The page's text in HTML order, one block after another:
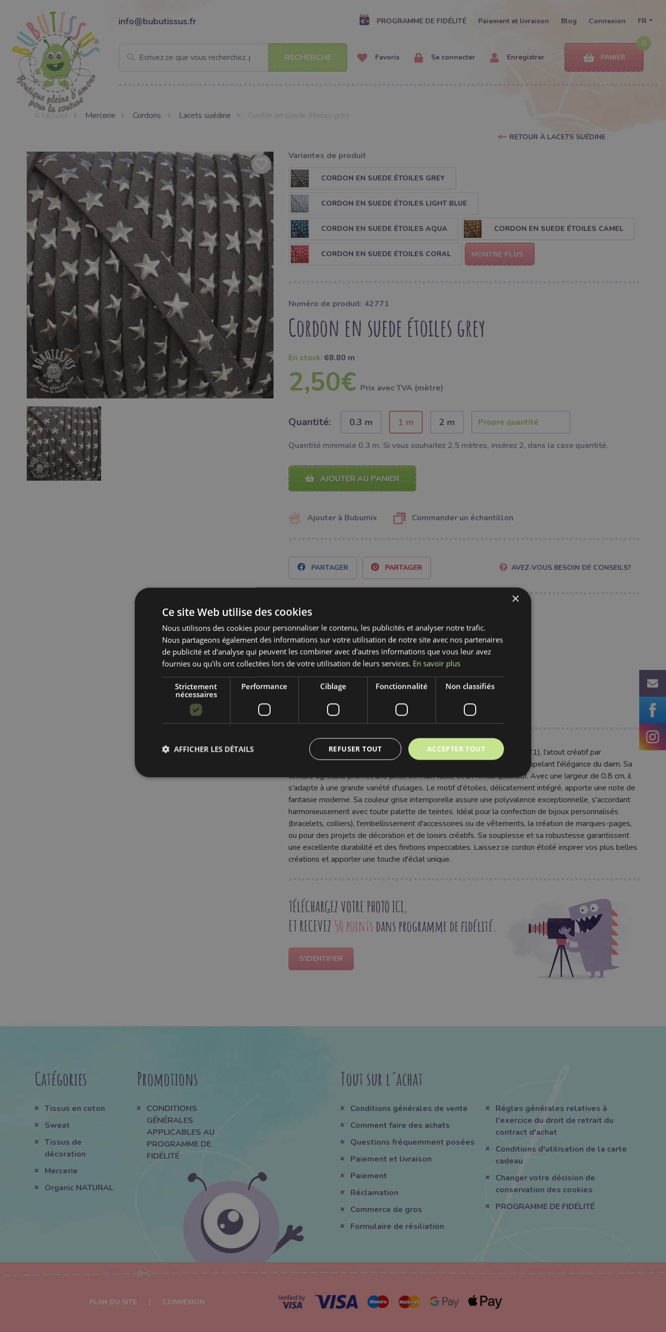
info@bubutissus.fr PROGRAMME DE FIDÉLITÉ Paiement et livraison Blog Connexion FR
RECHERCHE Favoris Se connecter Enregistrer
0
PANIER
À l'accueil Mercerie Cordons Lacets suédine
RETOUR À LACETS SUÉDINE
Variantes de produit
CORDON EN SUEDE ÉTOILES GREY
CORDON EN SUEDE ÉTOILES LIGHT BLUE
CORDON EN SUEDE ÉTOILES AQUA CORDON EN SUEDE ÉTOILES CAMEL
CORDON EN SUEDE ÉTOILES CORAL MONTRE PLUS
Numéro de produit: 42771
Cordon en suede étoiles grey
En stock: 68.80 m
2,50€ Prix ​​avec TVA (mètre)
Quantité: 0.3 m 1 m 2 m
Quantité minimale 0.3 m. Si vous souhaitez 2,5 mètres, insérez 2, dans la case quantité.
AJOUTER AU PANIER
Ajouter à Bubumix Commander un échantillon
PARTAGER PARTAGER AVEZ-VOUS BESOIN DE CONSEILS?
Catégorie:
Fabricant: Bubulákovo s.r.o www.bubutissus,fr
Largeur: 0.8 cm
Motif: Étoiles
gris
Découvrez notre magnifique Cordon en suédine étoiles gris (SKU 42771), l'atout créatif par
excellence. Ce cordon raffiné séduit par son aspect doux et velouté, rappelant l'élégance du daim. Sa
texture agréable promet une prise en main facile et un rendu qualitatif. Avec une largeur de 0.8 cm, il
s'adapte à une grande variété d'usages. Le motif d'étoiles, délicatement intégré, apporte une note de
fantaisie moderne. Sa couleur grise intemporelle assure une polyvalence exceptionnelle, s'accordant
harmonieusement avec toute palette de teintes. Idéal pour la confection de bijoux personnalisés
(bracelets, colliers), l'embellissement d'accessoires ou de vêtements, la création de marques-pages,
ou pour des projets de décoration et de loisirs créatifs. Sa souplesse et sa robustesse garantissent
une excellente durabilité et des finitions impeccables. Laissez ce cordon étoilé inspirer vos plus belles
créations et apporter une touche d'éclat unique.
TÉLÉCHARGEZ VOTRE PHOTO ICI,
ET RECEVEZ 50 points dans programme de fidélité.
S'IDENTIFIER
Catégories
Tissus en coton
Sweat
Tissus de
décoration
Mercerie
Organic NATURAL
Promotions
CONDITIONS
GÉNÉRALES
APPLICABLES AU
PROGRAMME DE
FIDÉLITÉ
Tout sur l´achat
Conditions générales de vente
Comment faire des achats
Questions fréquemment posées
Paiement et livraison
Paiement
Réclamation
Commerce de gros
Formulaire de résiliation
Régles générales relatives à
l'exercice du droit de retrait du
contract d'achat
Conditions d'utilisation de la carte
cadeau
Changer votre décision de
conservation des cookies
PROGRAMME DE FIDÉLITÉ
PLAN DU SITE | CONNEXION
×
Ce site Web utilise des cookies
Nous utilisons des cookies pour personnaliser le contenu, les publicités et analyser notre trafic.
Nous partageons également des informations sur votre utilisation de notre site avec nos partenaires
de publicité et d'analyse qui peuvent les combiner avec d'autres informations que vous leur avez
fournies ou qu'ils ont collectées lors de votre utilisation de leurs services. En savoir plus
Strictement
nécessaires
Performance Ciblage Fonctionnalité Non classifiés
ACCEPTER TOUT
REFUSER TOUT
AFFICHER LES DÉTAILS